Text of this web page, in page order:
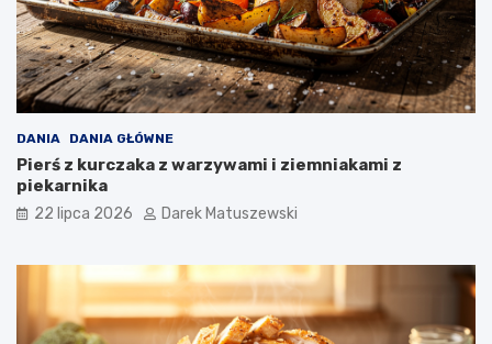
DANIA DANIA GŁÓWNE
Pierś z kurczaka z warzywami i ziemniakami z
piekarnika
22 lipca 2026 Darek Matuszewski